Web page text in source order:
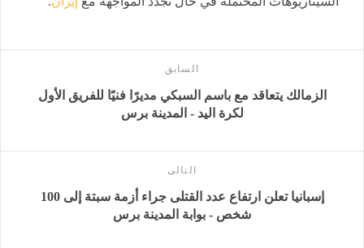
السابق
الزمالك يتعاقد مع باسم السبكي مديرًا فنيًا للفريق الأول
لكرة اليد - المدينة برس
التالى
إسبانيا تعلن ارتفاع عدد القتلى جراء أزمة سبتة إلى 100
شخص - بوابة المدينة برس